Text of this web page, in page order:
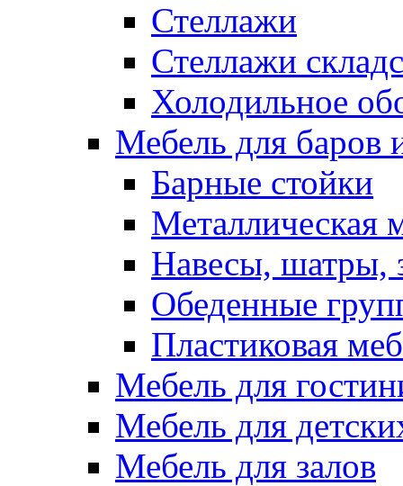
Стеллажи
Стеллажи
Холодильное
Мебель для баров
Барные стойки
Металлическая
Навесы, шатры,
Обеденные
Пластиковая
Мебель для
Мебель для
Мебель для залов